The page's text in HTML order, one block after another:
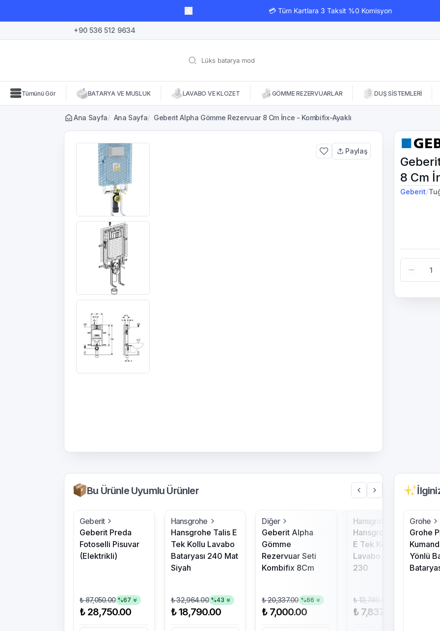
💳 Tüm Kartlara 3 Taksit %0 Komisyon
+90 536 512 9634
Tümünü Gör BATARYA VE MUSLUK LAVABO VE KLOZET GÖMME REZERVUARLAR DUŞ SİSTEMLERİ
Ana Sayfa/ Ana Sayfa/ Geberit Alpha Gömme Rezervuar 8 Cm İnce - Kombifix-Ayaklı
Paylaş
8 Cm
Geberit/
Bu Ürünle Uyumlu Ürünler
Geberit
Geberit Preda
Fotoselli Pisuvar
(Elektrikli)
₺ 87,050.00 %67
₺ 28,750.00
Hansgrohe
Hansgrohe Talis E
Tek Kollu Lavabo
Bataryası 240 Mat
Siyah
₺ 32,964.00 %43
₺ 18,790.00
Diğer
Geberit Alpha
Gömme
Rezervuar Seti
Kombifix 8Cm
₺ 20,337.00 %66
₺ 7,000.00
Hansgrohe
Hansgrohe Logis
E Tek Kollu Çanak
Lavabo Bataryası
230
₺ 13,749.60
₺ 7,837.00
Grohe
Grohe
Yönlü